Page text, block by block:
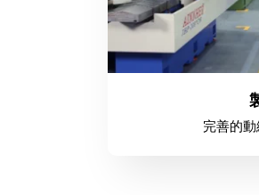
完善的